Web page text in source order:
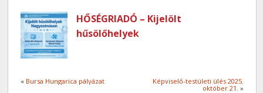
HŐSÉGRIADÓ – Kijelölt
hűsölőhelyek
« Bursa Hungarica pályázat
Képviselő-testületi ülés 2025.
október 21. »